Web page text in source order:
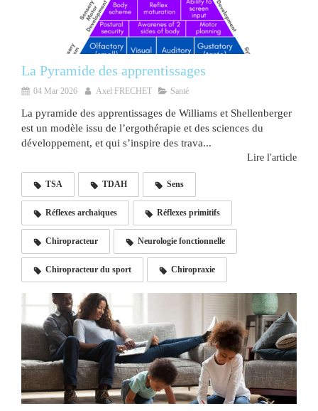
La Pyramide des apprentissages
04 Mar 2026 Axel FRECHET Santé
La pyramide des apprentissages de Williams et Shellenberger
est un modèle issu de l’ergothérapie et des sciences du
développement, et qui s’inspire des trava...
Lire l'article
TSA TDAH Sens
Réflexes archaïques Réflexes primitifs
Chiropracteur Neurologie fonctionnelle
Chiropracteur du sport Chiropraxie